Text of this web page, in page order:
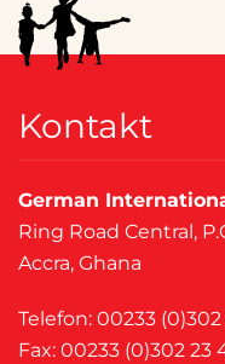
Kontakt
German
Ring Road Central,
Accra, Ghana
Telefon: 00233 (0)302
Fax: 00233 (0)302 23